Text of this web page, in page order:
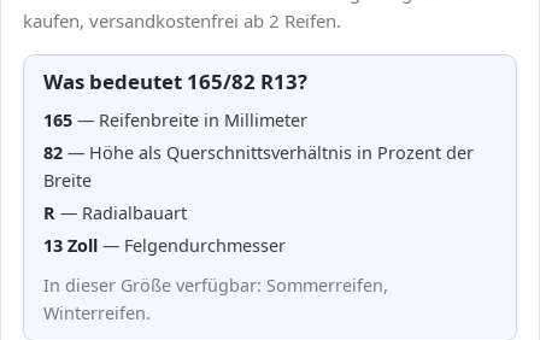
kaufen, versandkostenfrei ab 2 Reifen.
Was bedeutet 165/82 R13?
165 — Reifenbreite in Millimeter
82 — Höhe als Querschnittsverhältnis in Prozent der
Breite
R — Radialbauart
13 Zoll — Felgendurchmesser
In dieser Größe verfügbar: Sommerreifen,
Winterreifen.